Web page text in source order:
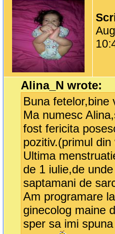
Alina_N wrote:
Buna fetelor,bine
Ma numesc
fost fericita
pozitiv.(primul
Ultima
de 1 iulie,de
saptamani de
Am programare
ginecolog maine
sper sa imi